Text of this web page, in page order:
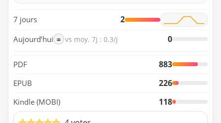
7 jours 2
Aujourd’hui = vs moy. 7j : 0.3/j 0
PDF 883
EPUB 226
Kindle (MOBI)
118